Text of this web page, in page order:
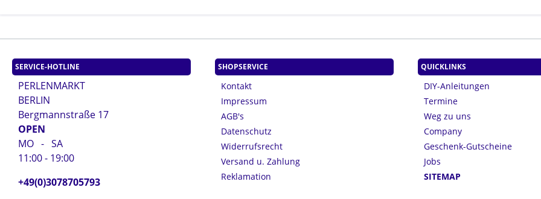
SERVICE-HOTLINE
PERLENMARKT
BERLIN
Bergmannstraße 17
OPEN
MO - SA
11:00 - 19:00
+49(0)3078705793
SHOPSERVICE
Kontakt
Impressum
AGB's
Datenschutz
Widerrufsrecht
Versand u. Zahlung
Reklamation
QUICKLINKS
DIY-Anleitungen
Termine
Weg zu uns
Company
Geschenk-Gutscheine
Jobs
SITEMAP